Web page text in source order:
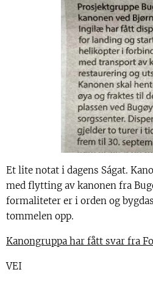
Et lite notat i dagens Ságat.
med flytting av kanonen fra
formaliteter er i orden og
tommelen opp.
Kanongruppa har fått svar fra
VEI